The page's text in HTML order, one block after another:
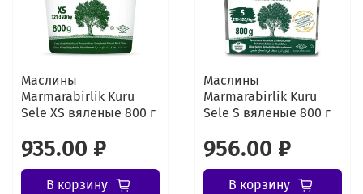
Маслины
Marmarabirlik Kuru
Sele XS вяленые 800 г
935.00 ₽
В корзину
Маслины
Marmarabirlik Kuru
Sele S вяленые 800 г
956.00 ₽
В корзину